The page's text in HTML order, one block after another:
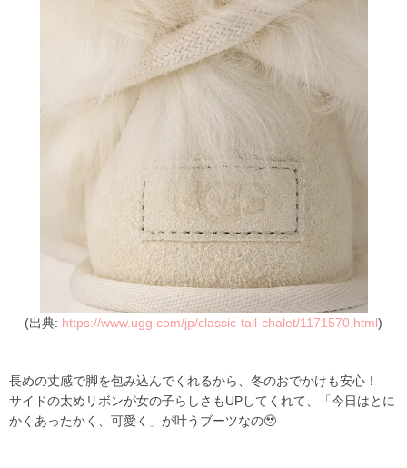
(出典: https://www.ugg.com/jp/classic-tall-chalet/1171570.html)
長めの丈感で脚を包み込んでくれるから、冬のおでかけも安心！
サイドの太めリボンが女の子らしさもUPしてくれて、「今日はとに
かくあったかく、可愛く」が叶うブーツなの🥹